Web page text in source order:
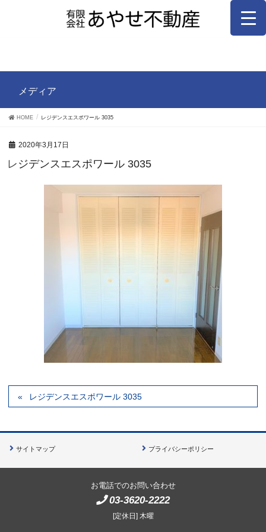
メディア
HOME レジデンスエスポワール 3035
2020年3月17日
レジデンスエスポワール 3035
レジデンスエスポワール 3035
サイトマップ プライバシーポリシー
お電話でのお問い合わせ
03-3620-2222
[定休日] 木曜